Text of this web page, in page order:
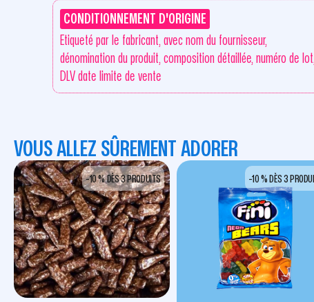
CONDITIONNEMENT D'ORIGINE
Etiqueté par le fabricant, avec nom du fournisseur,
dénomination du produit, composition détaillée, numéro de lot,
DLV date limite de vente
VOUS ALLEZ SÛREMENT ADORER
-10 % DÈS 3 PRODUITS -10 % DÈS 3